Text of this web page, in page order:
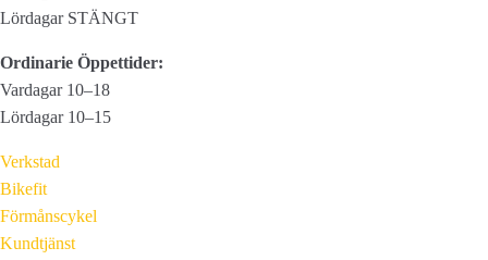
Lördagar STÄNGT
Ordinarie Öppettider:
Vardagar 10–18
Lördagar 10–15
Verkstad
Bikefit
Förmånscykel
Kundtjänst